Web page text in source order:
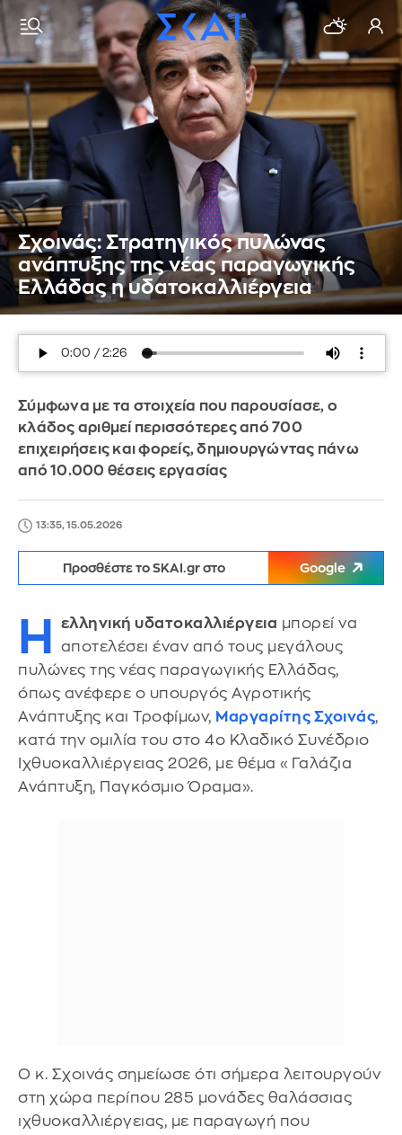
Σχοινάς: Στρατηγικός πυλώνας
ανάπτυξης της νέας παραγωγικής
Ελλάδας η υδατοκαλλιέργεια
Σύμφωνα με τα στοιχεία που παρουσίασε, ο
κλάδος αριθμεί περισσότερες από 700
επιχειρήσεις και φορείς, δημιουργώντας πάνω
από 10.000 θέσεις εργασίας
13:35, 15.05.2026
Προσθέστε το SKAI.gr στο Google
Η ελληνική υδατοκαλλιέργεια μπορεί να
αποτελέσει έναν από τους μεγάλους
πυλώνες της νέας παραγωγικής Ελλάδας,
όπως ανέφερε ο υπουργός Αγροτικής
Ανάπτυξης και Τροφίμων, Μαργαρίτης Σχοινάς,
κατά την ομιλία του στο 4ο Κλαδικό Συνέδριο
Ιχθυοκαλλιέργειας 2026, με θέμα «Γαλάζια
Ανάπτυξη, Παγκόσμιο Όραμα».
Ο κ. Σχοινάς σημείωσε ότι σήμερα λειτουργούν
στη χώρα περίπου 285 μονάδες θαλάσσιας
ιχθυοκαλλιέργειας, με παραγωγή που